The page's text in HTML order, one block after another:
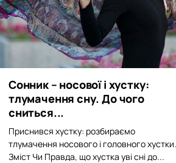
Сонник – носової і хустку:
тлумачення сну. До чого
сниться...
Приснився хустку: розбираємо
тлумачення носового і головного хустки.
Зміст Чи Правда, що хустка уві сні до...